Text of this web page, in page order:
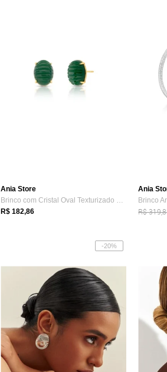
Ania Store
Brinco com Cristal Oval Texturizado Verd...
R$ 182,86
Ania
R$
-20%